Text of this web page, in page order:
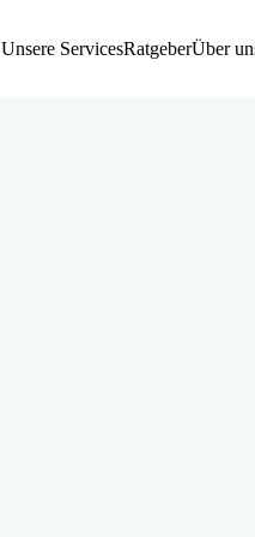
Unsere ServicesRatgeberÜber